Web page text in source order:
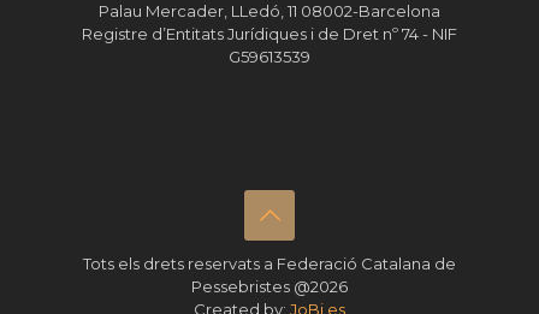
Palau Mercader, LLedó, 11 08002-Barcelona
Registre d’Entitats Jurídiques i de Dret nº 74 - NIF
G59613539
Tots els drets reservats a Federació Catalana de
Pessebristes @2026
Created by: JoBi.es